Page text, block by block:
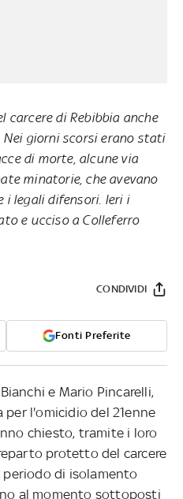
carcere di Rebibbia anche
Nei giorni scorsi erano stati
di morte, alcune via
minatorie, che avevano
i legali difensori. Ieri i
e ucciso a Colleferro
Fonti Preferite
CONDIVIDI
e Mario Pincarelli,
l'omicidio del 21enne
chiesto, tramite i loro
protetto del carcere
di isolamento
al momento sottoposti